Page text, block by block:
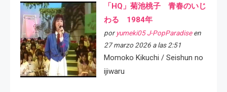
「HQ」菊池桃子 青春のいじ
わる 1984年
por yumeki05 J-PopParadiseen
27 marzo 2026 a las 2:51
Momoko Kikuchi / Seishun no
ijiwaru